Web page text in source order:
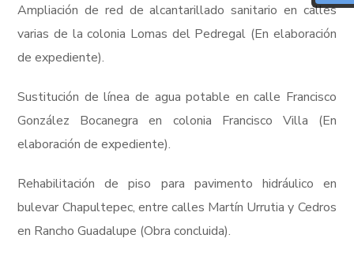
Ampliación de red de alcantarillado sanitario en calles
varias de la colonia Lomas del Pedregal (En elaboración
de expediente).
Sustitución de línea de agua potable en calle Francisco
González Bocanegra en colonia Francisco Villa (En
elaboración de expediente).
Rehabilitación de piso para pavimento hidráulico en
bulevar Chapultepec, entre calles Martín Urrutia y Cedros
en Rancho Guadalupe (Obra concluida).
BIONIC READING
INTERFAZ CALMA